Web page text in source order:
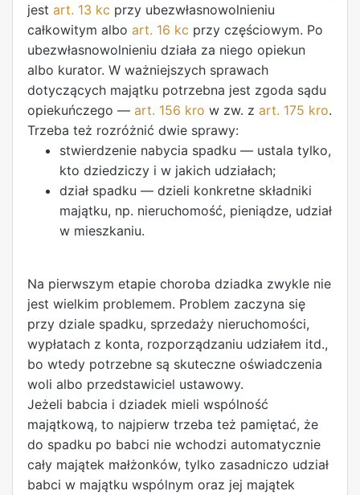
jest art. 13 kc przy ubezwłasnowolnieniu
całkowitym albo art. 16 kc przy częściowym. Po
ubezwłasnowolnieniu działa za niego opiekun
albo kurator. W ważniejszych sprawach
dotyczących majątku potrzebna jest zgoda sądu
opiekuńczego — art. 156 kro w zw. z art. 175 kro.
Trzeba też rozróżnić dwie sprawy:
stwierdzenie nabycia spadku — ustala tylko,
kto dziedziczy i w jakich udziałach;
dział spadku — dzieli konkretne składniki
majątku, np. nieruchomość, pieniądze, udział
w mieszkaniu.
Na pierwszym etapie choroba dziadka zwykle nie
jest wielkim problemem. Problem zaczyna się
przy dziale spadku, sprzedaży nieruchomości,
wypłatach z konta, rozporządzaniu udziałem itd.,
bo wtedy potrzebne są skuteczne oświadczenia
woli albo przedstawiciel ustawowy.
Jeżeli babcia i dziadek mieli wspólność
majątkową, to najpierw trzeba też pamiętać, że
do spadku po babci nie wchodzi automatycznie
cały majątek małżonków, tylko zasadniczo udział
babci w majątku wspólnym oraz jej majątek